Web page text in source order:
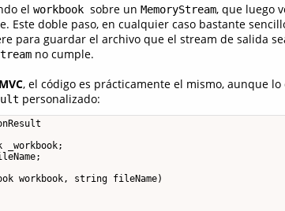
el workbooksobre un MemoryStream, que luego
Este doble paso, en cualquier caso bastante
para guardar el archivo que el stream de salida
no cumple.
, el código es prácticamente el mismo, aunque lo
personalizado:
_workbook;
workbook, string fileName)